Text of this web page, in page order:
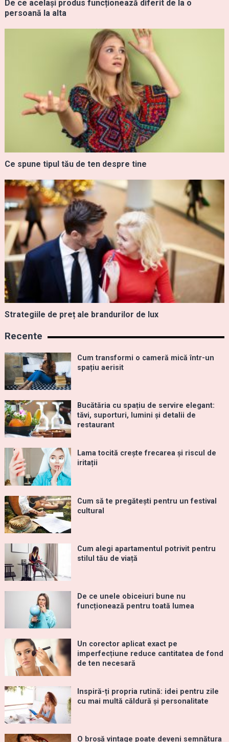
De ce același produs funcționează diferit de la o
persoană la alta
Ce spune tipul tău de ten despre tine
Strategiile de preț ale brandurilor de lux
Recente
Cum transformi o cameră mică într-un
spațiu aerisit
Bucătăria cu spațiu de servire elegant:
tăvi, suporturi, lumini și detalii de
restaurant
Lama tocită crește frecarea și riscul de
iritații
Cum să te pregătești pentru un festival
cultural
Cum alegi apartamentul potrivit pentru
stilul tău de viață
De ce unele obiceiuri bune nu
funcționează pentru toată lumea
Un corector aplicat exact pe
imperfecțiune reduce cantitatea de fond
de ten necesară
Inspiră-ți propria rutină: idei pentru zile
cu mai multă căldură și personalitate
O broșă vintage poate deveni semnătura